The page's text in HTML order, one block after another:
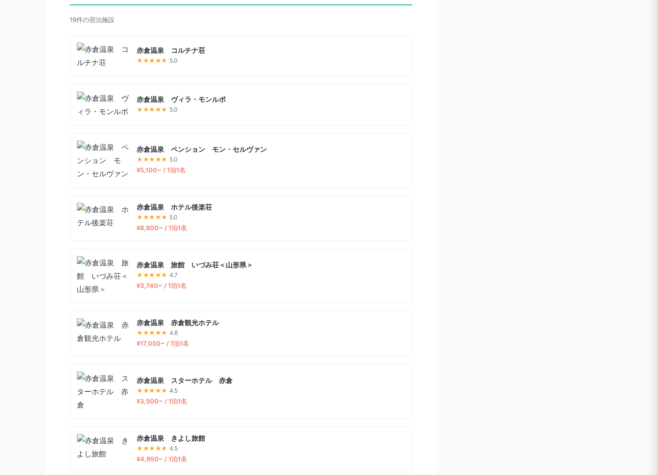
19件の宿泊施設
赤倉温泉 コルチナ荘
★★★★★ 5.0
赤倉温泉 ヴィラ・モンルポ
★★★★★ 5.0
赤倉温泉 ペンション モン・セルヴァン
★★★★★ 5.0
¥5,100~ / 1泊1名
赤倉温泉 ホテル後楽荘
★★★★★ 5.0
¥8,800~ / 1泊1名
赤倉温泉 旅館 いづみ荘＜山形県＞
★★★★★ 4.7
¥3,740~ / 1泊1名
赤倉温泉 赤倉観光ホテル
★★★★★ 4.6
¥17,050~ / 1泊1名
赤倉温泉 スターホテル 赤倉
★★★★★ 4.5
¥3,500~ / 1泊1名
赤倉温泉 きよし旅館
★★★★★ 4.5
¥4,950~ / 1泊1名